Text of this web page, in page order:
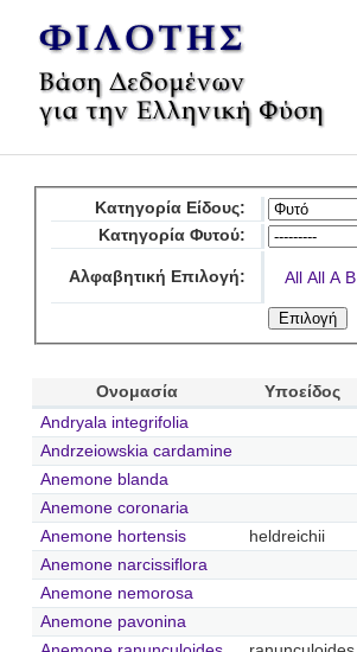
Κατηγορία Είδους:
Κατηγορία Φυτού:
Αλφαβητική Επιλογή: All All A B
Ονομασία Υποείδος
Andryala integrifolia
Andrzeiowskia cardamine
Anemone blanda
Anemone coronaria
Anemone hortensis
heldreichii
Anemone narcissiflora
Anemone nemorosa
Anemone pavonina